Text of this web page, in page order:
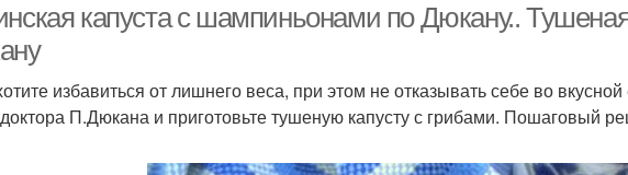
капустой
капуста с шампиньонами по Дюкану..
избавиться от лишнего веса, при этом не отказывать себе во вкусной
П.Дюкана и приготовьте тушеную капусту с грибами. Пошаговый